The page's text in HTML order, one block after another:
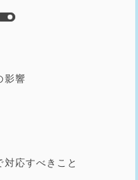
影響
応すべきこと